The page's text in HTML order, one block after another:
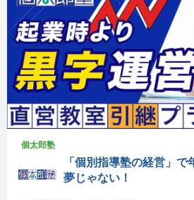
個太郎塾
「個別指導塾の経営」で
夢じゃない！